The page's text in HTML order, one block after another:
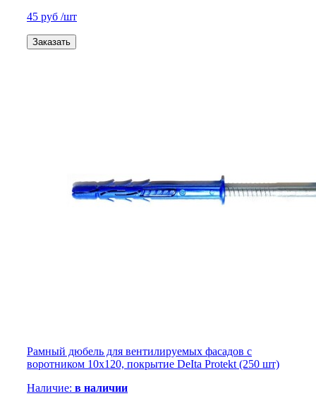
45 руб /шт
Заказать
Рамный дюбель для вентилируемых фасадов с
воротником 10х120, покрытие DeIta Protekt (250 шт)
Наличие: в наличии